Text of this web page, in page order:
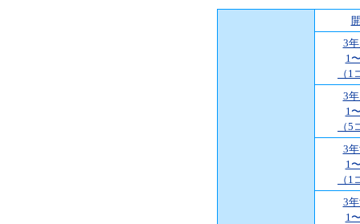
3
1
（
3
1
（
3
1
（
3
1